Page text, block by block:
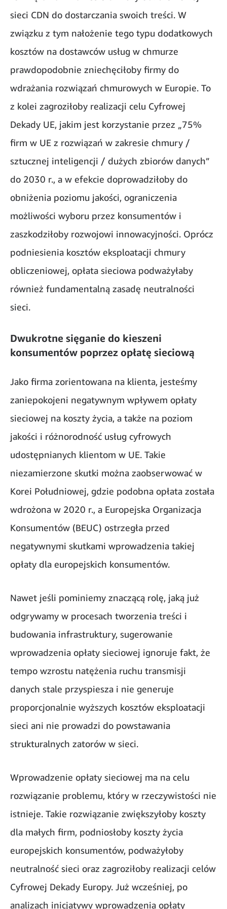
sieci CDN do dostarczania swoich treści. W
związku z tym nałożenie tego typu dodatkowych
kosztów na dostawców usług w chmurze
prawdopodobnie zniechęciłoby firmy do
wdrażania rozwiązań chmurowych w Europie. To
z kolei zagroziłoby realizacji celu Cyfrowej
Dekady UE, jakim jest korzystanie przez „75%
firm w UE z rozwiązań w zakresie chmury /
sztucznej inteligencji / dużych zbiorów danych”
do 2030 r., a w efekcie doprowadziłoby do
obniżenia poziomu jakości, ograniczenia
możliwości wyboru przez konsumentów i
zaszkodziłoby rozwojowi innowacyjności. Oprócz
podniesienia kosztów eksploatacji chmury
obliczeniowej, opłata sieciowa podważyłaby
również fundamentalną zasadę neutralności
sieci.
Dwukrotne sięganie do kieszeni
konsumentów poprzez opłatę sieciową
Jako firma zorientowana na klienta, jesteśmy
zaniepokojeni negatywnym wpływem opłaty
sieciowej na koszty życia, a także na poziom
jakości i różnorodność usług cyfrowych
udostępnianych klientom w UE. Takie
niezamierzone skutki można zaobserwować w
Korei Południowej, gdzie podobna opłata została
wdrożona w 2020 r., a Europejska Organizacja
Konsumentów (BEUC) ostrzegła przed
negatywnymi skutkami wprowadzenia takiej
opłaty dla europejskich konsumentów.
Nawet jeśli pominiemy znaczącą rolę, jaką już
odgrywamy w procesach tworzenia treści i
budowania infrastruktury, sugerowanie
wprowadzenia opłaty sieciowej ignoruje fakt, że
tempo wzrostu natężenia ruchu transmisji
danych stale przyspiesza i nie generuje
proporcjonalnie wyższych kosztów eksploatacji
sieci ani nie prowadzi do powstawania
strukturalnych zatorów w sieci.
Wprowadzenie opłaty sieciowej ma na celu
rozwiązanie problemu, który w rzeczywistości nie
istnieje. Takie rozwiązanie zwiększyłoby koszty
dla małych firm, podniosłoby koszty życia
europejskich konsumentów, podważyłoby
neutralność sieci oraz zagroziłoby realizacji celów
Cyfrowej Dekady Europy. Już wcześniej, po
analizach inicjatywy wprowadzenia opłaty